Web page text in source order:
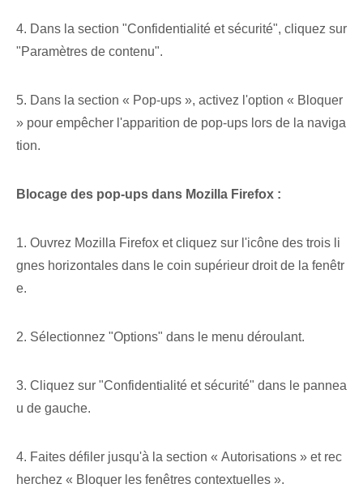
4. Dans la section "Confidentialité et sécurité", cliquez sur
"Paramètres de contenu".
5. Dans la section « Pop-ups », activez l'option « Bloquer
» pour empêcher l'apparition de pop-ups lors de la naviga
tion.
Blocage des pop-ups dans Mozilla Firefox :
1. Ouvrez Mozilla Firefox et cliquez sur l'icône des trois li
gnes horizontales dans le coin supérieur droit de la fenêtr
e.
2. Sélectionnez "Options" dans le menu déroulant.
3. Cliquez sur "Confidentialité et sécurité" dans le pannea
u de gauche.
4. Faites défiler jusqu'à la section « Autorisations » et rec
herchez « Bloquer les fenêtres contextuelles ».